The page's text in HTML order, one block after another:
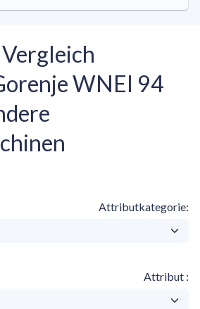
WNEI 94
Attributkategorie
Attribut